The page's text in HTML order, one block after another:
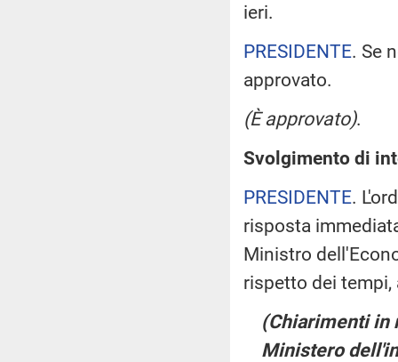
ieri.
PRESIDENTE. Se
approvato.
(È approvato).
Svolgimento di
PRESIDENTE.
risposta
Ministro
rispetto dei
(Chiarimenti in
Ministero